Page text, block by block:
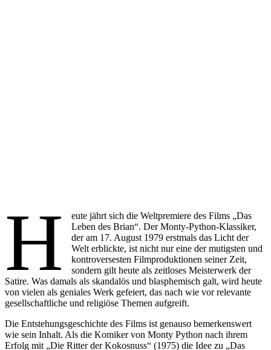
H
eute jährt sich die Weltpremiere des Films „Das
Leben des Brian“. Der Monty-Python-Klassiker,
der am 17. August 1979 erstmals das Licht der
Welt erblickte, ist nicht nur eine der mutigsten und
kontroversesten Filmproduktionen seiner Zeit,
sondern gilt heute als zeitloses Meisterwerk der
Satire. Was damals als skandalös und blasphemisch galt, wird heute
von vielen als geniales Werk gefeiert, das nach wie vor relevante
gesellschaftliche und religiöse Themen aufgreift.
Die Entstehungsgeschichte des Films ist genauso bemerkenswert
wie sein Inhalt. Als die Komiker von Monty Python nach ihrem
Erfolg mit „Die Ritter der Kokosnuss“ (1975) die Idee zu „Das